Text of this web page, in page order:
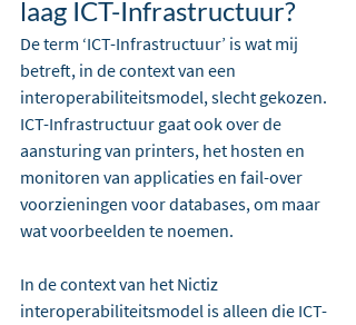
laag ICT-Infrastructuur?
De term ‘ICT-Infrastructuur’ is wat mij
betreft, in de context van een
interoperabiliteitsmodel, slecht gekozen.
ICT-Infrastructuur gaat ook over de
aansturing van printers, het hosten en
monitoren van applicaties en fail-over
voorzieningen voor databases, om maar
wat voorbeelden te noemen.
In de context van het Nictiz
interoperabiliteitsmodel is alleen die ICT-